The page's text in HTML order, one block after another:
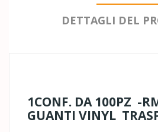
DETTAGLI DEL
1CONF. DA 100PZ -
GUANTI VINYL